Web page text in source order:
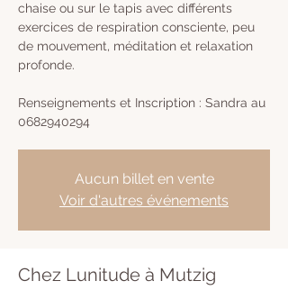
chaise ou sur le tapis avec différents
exercices de respiration consciente, peu
de mouvement, méditation et relaxation
profonde.
Renseignements et Inscription : Sandra au
0682940294
Aucun billet en vente
Voir d'autres événements
Chez Lunitude à Mutzig